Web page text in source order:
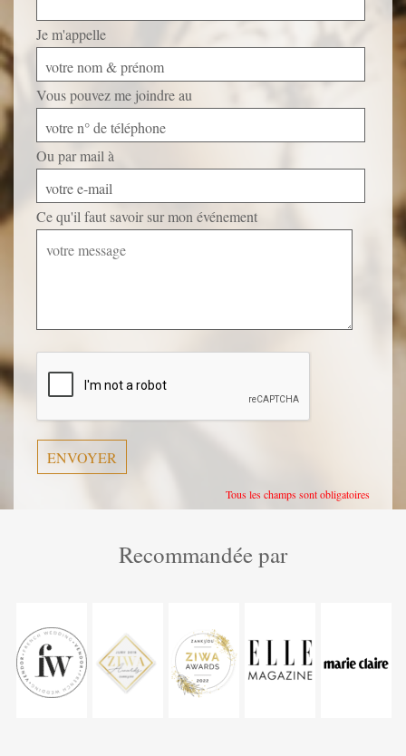
Je m'appelle
votre nom & prénom
Vous pouvez me joindre au
votre n° de téléphone
Ou par mail à
votre e-mail
Ce qu'il faut savoir sur mon événement
champ
vide.
Tous les champs sont obligatoires
Recommandée par